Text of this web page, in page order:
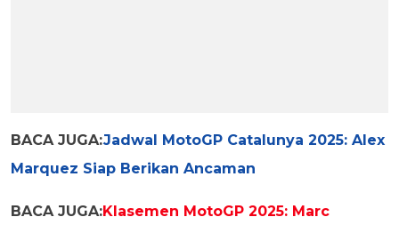
BACA JUGA:Jadwal MotoGP Catalunya 2025: Alex
Marquez Siap Berikan Ancaman
BACA JUGA:Klasemen MotoGP 2025: Marc